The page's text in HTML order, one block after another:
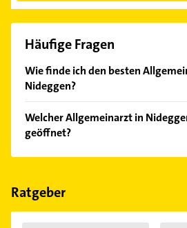
Häufige Fragen
Wie finde ich den besten
Nideggen?
Kundenmeinungen und
Empfehlungen. Die
einfach nachBewertungensortiert
Welcher Allgemeinarzt in
geöffnet?
Im Anbieter-Bereich finden Sie alle
Feiertagen abweichen können.
Ratgeber